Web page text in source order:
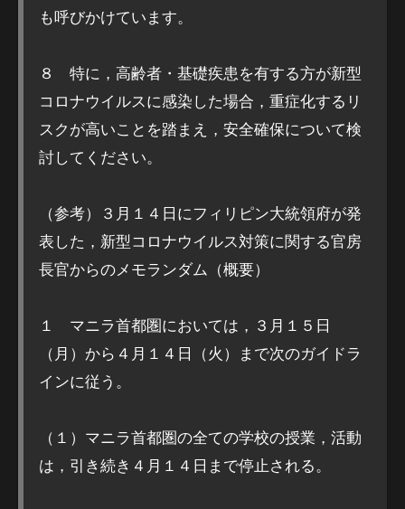
も呼びかけています。
８ 特に，高齢者・基礎疾患を有する方が新型
コロナウイルスに感染した場合，重症化するリ
スクが高いことを踏まえ，安全確保について検
討してください。
（参考）３月１４日にフィリピン大統領府が発
表した，新型コロナウイルス対策に関する官房
長官からのメモランダム（概要）
１ マニラ首都圏においては，３月１５日
（月）から４月１４日（火）まで次のガイドラ
インに従う。
（１）マニラ首都圏の全ての学校の授業，活動
は，引き続き４月１４日まで停止される。